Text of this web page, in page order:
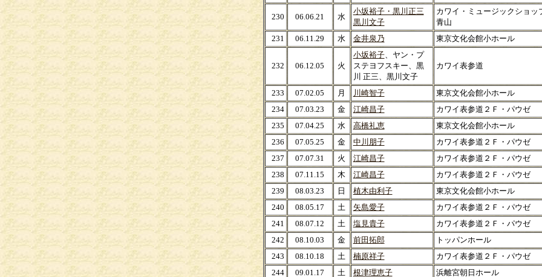
230 06.06.21 水
小坂裕子・黒川正三
黒川文子
カワイ・ミュージックショッ
青山
231
06.11.29 水 金井泉乃 東京文化会館小ホール
232 06.12.05 火
小坂裕子、ヤン・プ
ステヨフスキー、黒
川 正三、黒川文子
カワイ表参道
233 07.02.05 月 川崎智子
東京文化会館小ホール
234
07.03.23 金 江崎昌子
カワイ表参道２Ｆ・パウゼ
235
07.04.25 水 高橋礼恵
東京文化会館小ホール
236
07.05.25 金 中川朋子
カワイ表参道２Ｆ・パウゼ
237
07.07.31 火 江崎昌子
カワイ表参道２Ｆ・パウゼ
238
07.11.15 木 江崎昌子
カワイ表参道２Ｆ・パウゼ
239
08.03.23 日 植木由利子
東京文化会館小ホール
240
08.05.17 土 矢島愛子
カワイ表参道２Ｆ・パウゼ
241
08.07.12 土 塩見貴子
カワイ表参道２Ｆ・パウゼ
242
08.10.03 金 前田拓郎
トッパンホール
243
08.10.18 土 楠原祥子
カワイ表参道２Ｆ・パウゼ
244
09.01.17 土 根津理恵子
浜離宮朝日ホール